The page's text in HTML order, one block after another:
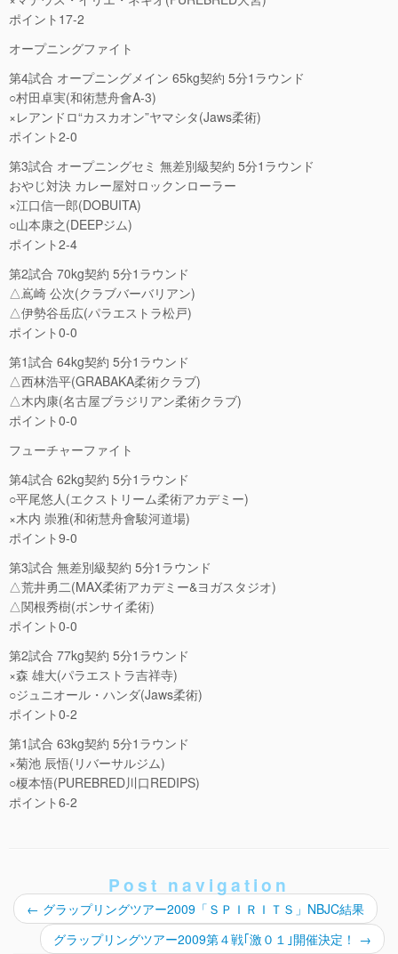
ポイント17-2
オープニングファイト
第4試合 オープニングメイン 65kg契約 5分1ラウンド
○村田卓実(和術慧舟會A-3)
×レアンドロ“カスカオン”ヤマシタ(Jaws柔術)
ポイント2-0
第3試合 オープニングセミ 無差別級契約 5分1ラウンド
おやじ対決 カレー屋対ロックンローラー
×江口信一郎(DOBUITA)
○山本康之(DEEPジム)
ポイント2-4
第2試合 70kg契約 5分1ラウンド
△嶌崎 公次(クラブバーバリアン)
△伊勢谷岳広(パラエストラ松戸)
ポイント0-0
第1試合 64kg契約 5分1ラウンド
△西林浩平(GRABAKA柔術クラブ)
△木内康(名古屋ブラジリアン柔術クラブ)
ポイント0-0
フューチャーファイト
第4試合 62kg契約 5分1ラウンド
○平尾悠人(エクストリーム柔術アカデミー)
×木内 崇雅(和術慧舟會駿河道場)
ポイント9-0
第3試合 無差別級契約 5分1ラウンド
△荒井勇二(MAX柔術アカデミー&ヨガスタジオ)
△関根秀樹(ボンサイ柔術)
ポイント0-0
第2試合 77kg契約 5分1ラウンド
×森 雄大(パラエストラ吉祥寺)
○ジュニオール・ハンダ(Jaws柔術)
ポイント0-2
第1試合 63kg契約 5分1ラウンド
×菊池 辰悟(リバーサルジム)
○榎本悟(PUREBRED川口REDIPS)
ポイント6-2
Post navigation
← グラップリングツアー2009「ＳＰＩＲＩＴＳ」NBJC結果
グラップリングツアー2009第４戦｢激０１｣開催決定！ →